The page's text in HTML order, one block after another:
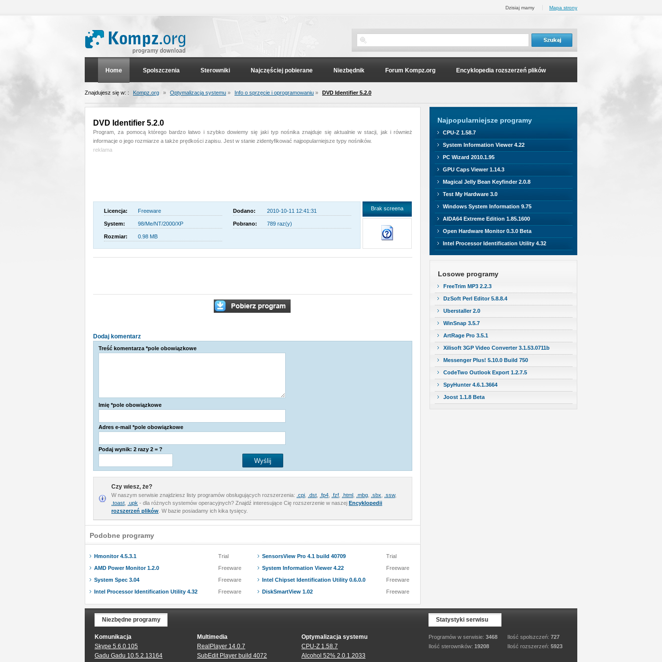
Dzisiaj mamy Mapa strony
Home Spolszczenia Sterowniki Najczęściej pobierane Niezbędnik Forum Kompz.org Encyklopedia rozszerzeń plików
Znajdujesz się w: : Kompz.org » Optymalizacja systemu » Info o sprzęcie i oprogramowaniu » DVD Identifier 5.2.0
DVD Identifier 5.2.0
Program, za pomocą którego bardzo łatwo i szybko dowiemy się jaki typ nośnika znajduje się aktualnie w stacji, jak i również
informacje o jego rozmiarze a także prędkości zapisu. Jest w stanie zidentyfikować najpopularniejsze typy nośników.
reklama
Licencja: Freeware Dodano: 2010-10-11 12:41:31
System: 98/Me/NT/2000/XP Pobrano: 789 raz(y)
Rozmiar: 0.98 MB
Brak screena
Dodaj komentarz
Treść komentarza *pole obowiązkowe
Imię *pole obowiązkowe
Adres e-mail *pole obowiązkowe
Podaj wynik: 2 razy 2 = ?
Czy wiesz, że?
W naszym serwisie znajdziesz listy programów obsługujących rozszerzenia: .cpi .dst .fp4 .fzf .html .mbg .sbx .ssw,
.toast
.upk - dla różnych systemów operacyjnych? Znajdź interesujące Cię rozszerzenie w naszej Encyklopedii
rozszerzeń plików . W bazie posiadamy ich kika tysięcy.
Podobne programy
Hmonitor 4.5.3.1
Trial
AMD Power Monitor 1.2.0
Freeware
System Spec 3.04
Freeware
Intel Processor Identification Utility 4.32
Freeware
SensorsView Pro 4.1 build 40709
Trial
System Information Viewer 4.22
Freeware
Intel Chipset Identification Utility 0.6.0.0
Freeware
DiskSmartView 1.02
Freeware
Najpopularniejsze programy
CPU-Z 1.58.7
System Information Viewer 4.22
PC Wizard 2010.1.95
GPU Caps Viewer 1.14.3
Magical Jelly Bean Keyfinder 2.0.8
Test My Hardware 3.0
Windows System Information 9.75
AIDA64 Extreme Edition 1.85.1600
Open Hardware Monitor 0.3.0 Beta
Intel Processor Identification Utility 4.32
Losowe programy
FreeTrim MP3 2.2.3
DzSoft Perl Editor 5.8.8.4
Uberstaller 2.0
WinSnap 3.5.7
ArtRage Pro 3.5.1
Xilisoft 3GP Video Converter 3.1.53.0711b
Messenger Plus! 5.10.0 Build 750
CodeTwo Outlook Export 1.2.7.5
SpyHunter 4.6.1.3664
Joost 1.1.8 Beta
Niezbędne programy
Komunikacja
Skype 5.6.0.105
Gadu Gadu 10.5.2.13164
Multimedia
RealPlayer 14.0.7
SubEdit Player build 4072
Optymalizacja systemu
CPU-Z 1.58.7
Alcohol 52% 2.0.1.2033
Statystyki serwisu
Programów w serwisie: 3468
Ilość sterowników: 19208
Ilość spolszczeń: 727
Ilość rozszerzeń: 5923